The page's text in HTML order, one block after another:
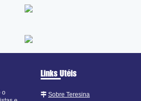
o
Links Utéis
Sobre Teresina